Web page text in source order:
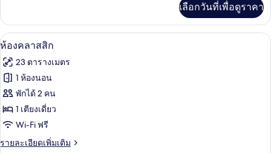
ควีน
ไซส์
1
เตียง,
วิว
แม่น้ำ
เกี่ยว
กับ
ห้อง
สิก,
เตียง
ไซส์
เตียง,
วิว
แม่น้ำ
เลือกวันที่เพื่อดูราคา
เปิด
ภาพถ่าย
ทั้งหมด
ของ
ห้อง
คลาส
สิก
ห้องคลาสสิก | มินิบาร์, ตู้นิรภัยในห้อง
6
ห้องคลาสสิก
23 ตารางเมตร
1 ห้องนอน
พักได้ 2 คน
1 เตียงเดี่ยว
Wi-Fi ฟรี
รายละเอียดเพิ่มเติม
ราย